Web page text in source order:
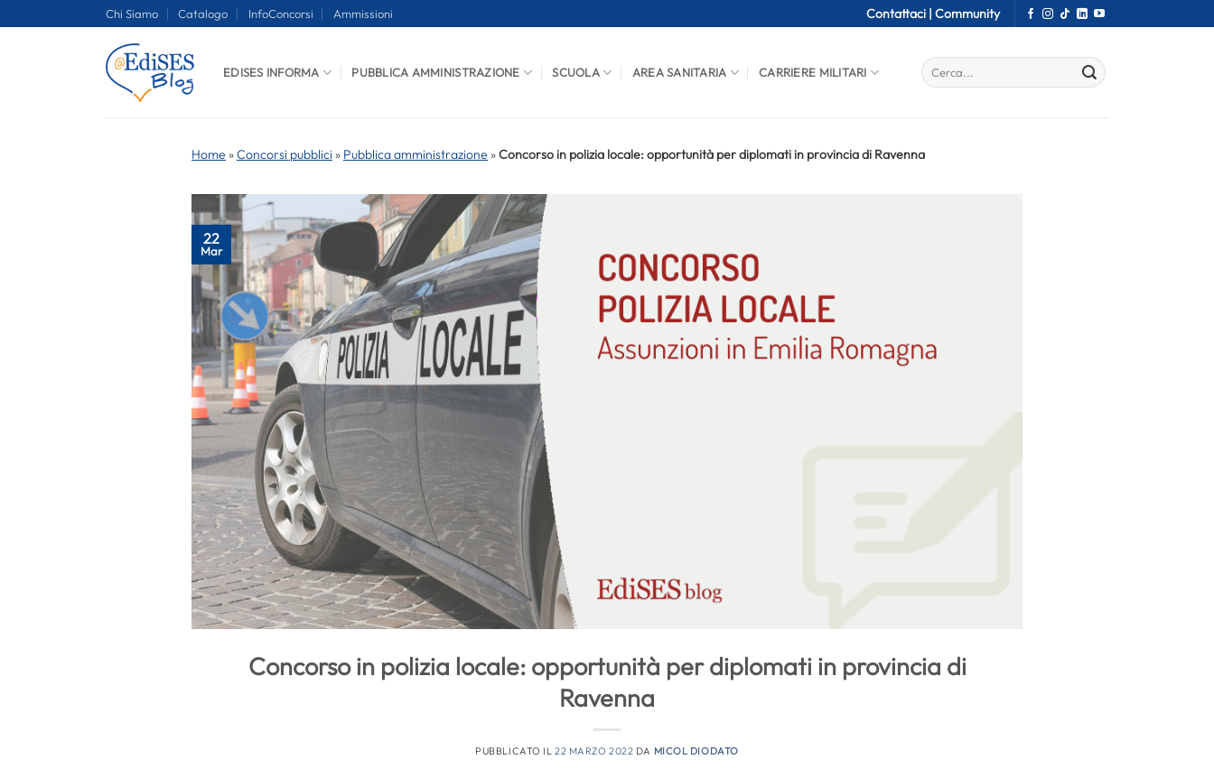
Chi Siamo Catalogo InfoConcorsi Ammissioni Contattaci | Community
EDISES INFORMA PUBBLICA AMMINISTRAZIONE SCUOLA AREA SANITARIA CARRIERE MILITARI
Home »Concorsi pubblici » Pubblica amministrazione »Concorso in polizia locale: opportunità per diplomati in provincia di Ravenna
22
Mar
Concorso in polizia locale: opportunità per diplomati in provincia di
Ravenna
PUBBLICATO IL22 MARZO 2022 DA MICOL DIODATO